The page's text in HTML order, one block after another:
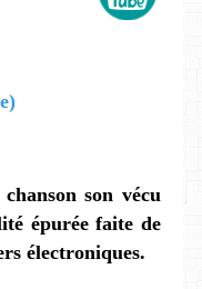
son vécu
épurée faite de
électroniques.